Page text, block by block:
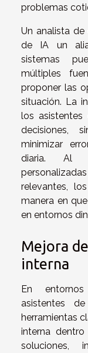
problemas
Un analista
de IA un
sistemas
múltiples
proponer las
situación. La
los
decisiones,
minimizar
diaria. Al
relevantes,
manera en
en entornos
Mejora
interna
En
asistentes
herramientas
interna
soluciones,